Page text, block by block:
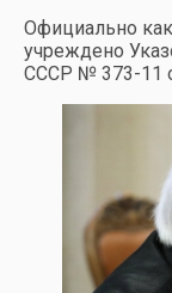
Официально
учреждено
СССР № 373-11